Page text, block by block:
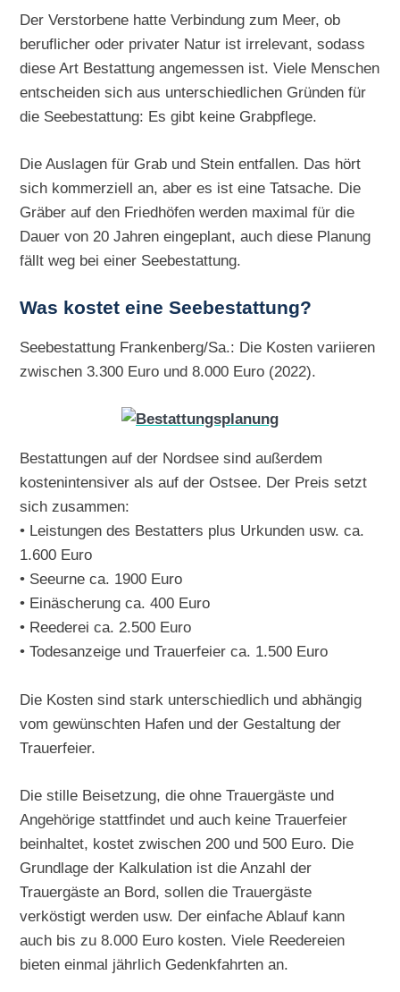
Der Verstorbene hatte Verbindung zum Meer, ob
beruflicher oder privater Natur ist irrelevant, sodass
diese Art Bestattung angemessen ist. Viele Menschen
entscheiden sich aus unterschiedlichen Gründen für
die Seebestattung: Es gibt keine Grabpflege.
Die Auslagen für Grab und Stein entfallen. Das hört
sich kommerziell an, aber es ist eine Tatsache. Die
Gräber auf den Friedhöfen werden maximal für die
Dauer von 20 Jahren eingeplant, auch diese Planung
fällt weg bei einer Seebestattung.
Was kostet eine Seebestattung?
Seebestattung Frankenberg/Sa.: Die Kosten variieren
zwischen 3.300 Euro und 8.000 Euro (2022).
Bestattungen auf der Nordsee sind außerdem
kostenintensiver als auf der Ostsee. Der Preis setzt
sich zusammen:
• Leistungen des Bestatters plus Urkunden usw. ca.
1.600 Euro
• Seeurne ca. 1900 Euro
• Einäscherung ca. 400 Euro
• Reederei ca. 2.500 Euro
• Todesanzeige und Trauerfeier ca. 1.500 Euro
Die Kosten sind stark unterschiedlich und abhängig
vom gewünschten Hafen und der Gestaltung der
Trauerfeier.
Die stille Beisetzung, die ohne Trauergäste und
Angehörige stattfindet und auch keine Trauerfeier
beinhaltet, kostet zwischen 200 und 500 Euro. Die
Grundlage der Kalkulation ist die Anzahl der
Trauergäste an Bord, sollen die Trauergäste
verköstigt werden usw. Der einfache Ablauf kann
auch bis zu 8.000 Euro kosten. Viele Reedereien
bieten einmal jährlich Gedenkfahrten an.